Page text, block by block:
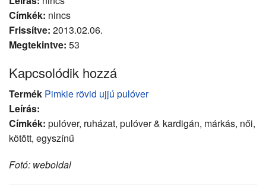
Címkék: nincs
Frissítve: 2013.02.06.
Megtekintve: 53
Kapcsolódik hozzá
Termék Pimkie rövid ujjú pulóver
Leírás:
Címkék: pulóver, ruházat, pulóver & kardigán, márkás, női,
kötött, egyszínű
Fotó: weboldal